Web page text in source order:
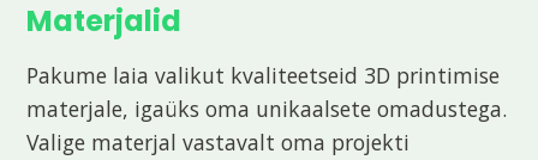
Materjalid
Pakume laia valikut kvaliteetseid 3D printimise
materjale, igaüks oma unikaalsete omadustega.
Valige materjal vastavalt oma projekti